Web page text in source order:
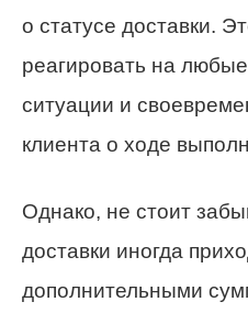
о статусе доставки.
реагировать на
ситуации и
клиента о ходе
Однако, не стоит
доставки иногда
дополнительными